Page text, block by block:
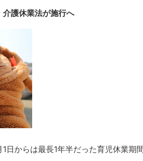
護休業法が施行へ
日からは最長1年半だった育児休業期